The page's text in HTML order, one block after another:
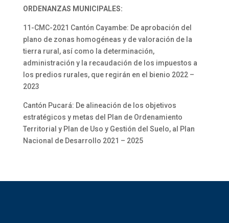
ORDENANZAS MUNICIPALES:
11-CMC-2021 Cantón Cayambe: De aprobación del
plano de zonas homogéneas y de valoración de la
tierra rural, así como la determinación,
administración y la recaudación de los impuestos a
los predios rurales, que regirán en el bienio 2022 –
2023
Cantón Pucará: De alineación de los objetivos
estratégicos y metas del Plan de Ordenamiento
Territorial y Plan de Uso y Gestión del Suelo, al Plan
Nacional de Desarrollo 2021 – 2025